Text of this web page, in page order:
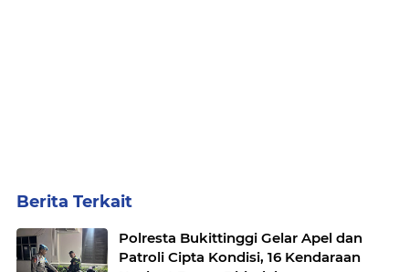
Berita Terkait
Polresta Bukittinggi Gelar Apel dan
Patroli Cipta Kondisi, 16 Kendaraan